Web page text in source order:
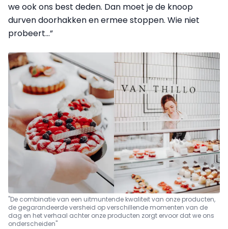
we ook ons best deden. Dan moet je de knoop
durven doorhakken en ermee stoppen. Wie niet
probeert...”
"De combinatie van een uitmuntende kwaliteit van onze producten,
de gegarandeerde versheid op verschillende momenten van de
dag en het verhaal achter onze producten zorgt ervoor dat we ons
onderscheiden"